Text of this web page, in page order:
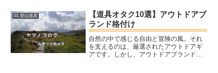
は、そんな特徴的なクライミットのマッ
トについて解説していきますね...
01.登山道具
【道具オタク10選】アウトドアブ
ランド格付け
自然の中で感じる自由と冒険の風。それ
を支えるのは、厳選されたアウトドアギ
アです。しかし、アウトドアブランドは